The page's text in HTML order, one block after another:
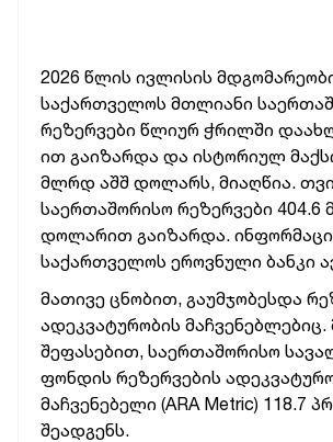
2026 წლის ივლისის
საქართველოს მთლიანი
რეზერვები წლიურ ჭრილში
ით გაიზარდა და ისტორიულ
მლრდ აშშ დოლარს, მიაღწია.
საერთაშორისო რეზერვები 404.6
დოლარით გაიზარდა.
საქართველოს ეროვნული ბანკი
მათივე ცნობით, გაუმჯობესდა
ადეკვატურობის მაჩვენებლებიც.
შეფასებით, საერთაშორისო
ფონდის რეზერვების
მაჩვენებელი (ARA Metric) 118.7
შეადგენს.